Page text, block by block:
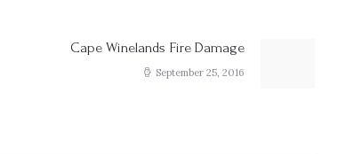
Cape Winelands Fire Damage
September 25, 2016